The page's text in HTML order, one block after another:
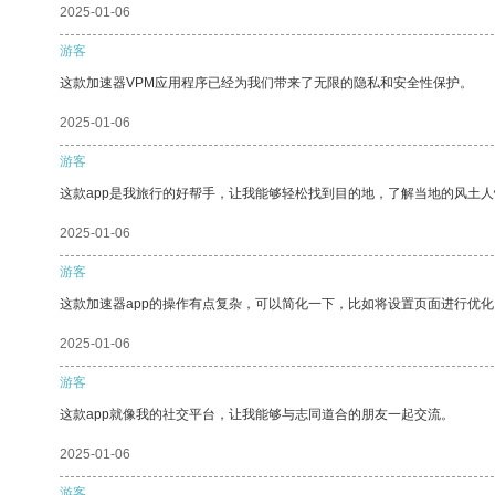
2025-01-06
游客
这款加速器VPM应用程序已经为我们带来了无限的隐私和安全性保护。
2025-01-06
游客
这款app是我旅行的好帮手，让我能够轻松找到目的地，了解当地的风土
2025-01-06
游客
这款加速器app的操作有点复杂，可以简化一下，比如将设置页面进行优
2025-01-06
游客
这款app就像我的社交平台，让我能够与志同道合的朋友一起交流。
2025-01-06